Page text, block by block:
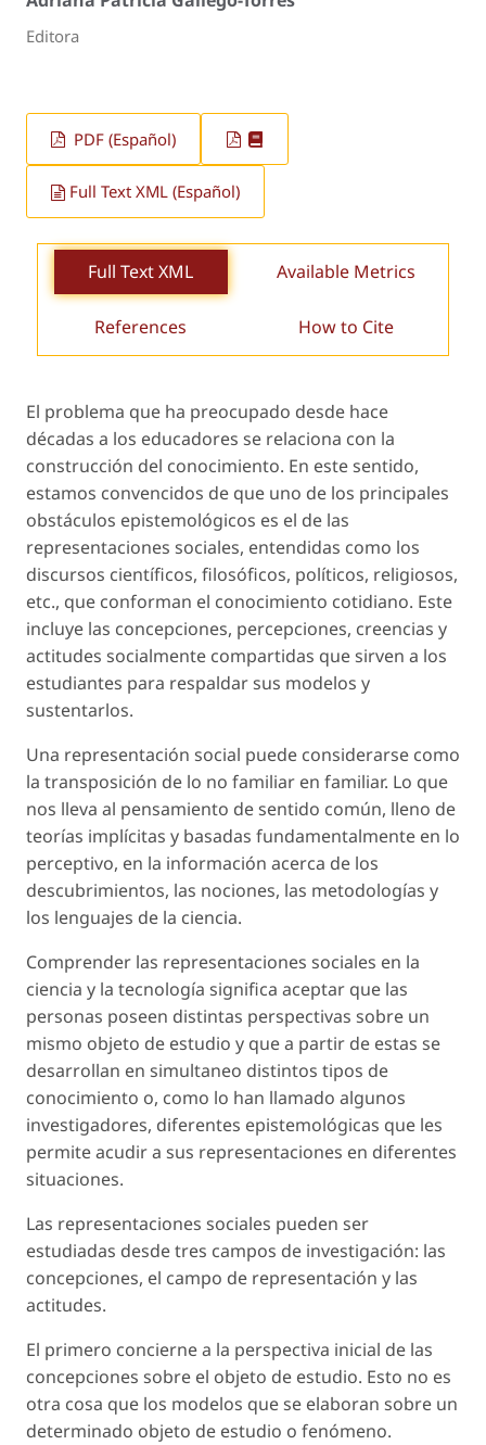
Editora
PDF (Español)
Full Text XML (Español)
Full Text XML Available Metrics
References How to Cite
El problema que ha preocupado desde hace
décadas a los educadores se relaciona con la
construcción del conocimiento. En este sentido,
estamos convencidos de que uno de los principales
obstáculos epistemológicos es el de las
representaciones sociales, entendidas como los
discursos científicos, filosóficos, políticos, religiosos,
etc., que conforman el conocimiento cotidiano. Este
incluye las concepciones, percepciones, creencias y
actitudes socialmente compartidas que sirven a los
estudiantes para respaldar sus modelos y
sustentarlos.
Una representación social puede considerarse como
la transposición de lo no familiar en familiar. Lo que
nos lleva al pensamiento desentido común, lleno de
teorías implícitas y basadas fundamentalmente en lo
perceptivo, en la información acerca de los
descubrimientos, las nociones, las metodologías y
los lenguajes de la ciencia.
Comprender las representaciones sociales en la
ciencia y la tecnología significa aceptar que las
personas poseen distintas perspectivas sobre un
mismo objeto de estudio y que a partir de estas se
desarrollan en simultaneo distintos tipos de
conocimiento o, como lo han llamado algunos
investigadores, diferentes epistemológicas que les
permite acudir a sus representaciones en diferentes
situaciones.
Las representaciones sociales pueden ser
estudiadas desde tres campos de investigación: las
concepciones, el campo de representación y las
actitudes.
El primero concierne a la perspectiva inicial de las
concepciones sobre el objeto de estudio. Esto no es
otra cosa que los modelos que se elaboran sobre un
determinado objeto de estudio o fenómeno.